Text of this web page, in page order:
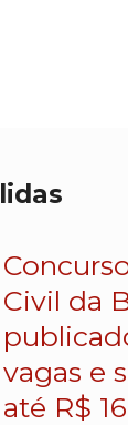
lidas
Civil da
vagas e
até R$